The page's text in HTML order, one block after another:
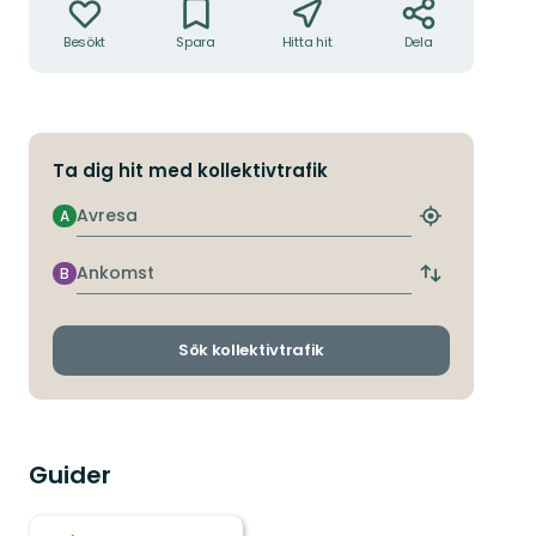
Besökt Spara Hitta hit Dela
Ta dig hit med kollektivtrafik
Avresa
A
Hitta
hållplats
Ankomst
B
Byt
och
Sök kollektivtrafik
Guider